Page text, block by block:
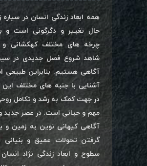
همه ابعاد زندگی انسان در سیاره
حال تغییر و دگرگونی است و
چرخه های مختلف کهکشانی و
شاهد شروع فصل جدیدی در
آگاهی هستیم. بنابراین
آشنایی با جنبه های مختلف این
در جهت کمک به رشد و تکامل
مهم و حیاتی است. در عصر جدید و
آگاهی کیهانی نوین به زمین و
گرفتن تحولات عمیق و بنیانی
سطوح و ابعاد زندگی نژاد